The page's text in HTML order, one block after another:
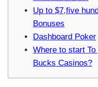
Up to $7,five
Bonuses
Dashboard Poker
Where to start
Bucks Casinos?